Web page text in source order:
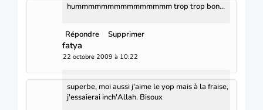
hummmmmmmmmmmmmmm trop trop bon...
Répondre Supprimer
fatya
22 octobre 2009 à 10:22
superbe, moi aussi j'aime le yop mais à la fraise,
j'essaierai inch'Allah. Bisoux